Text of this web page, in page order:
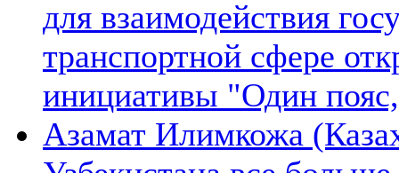
для взаимодействия
транспортной сфере
инициативы "Один
Азамат Илимкожа